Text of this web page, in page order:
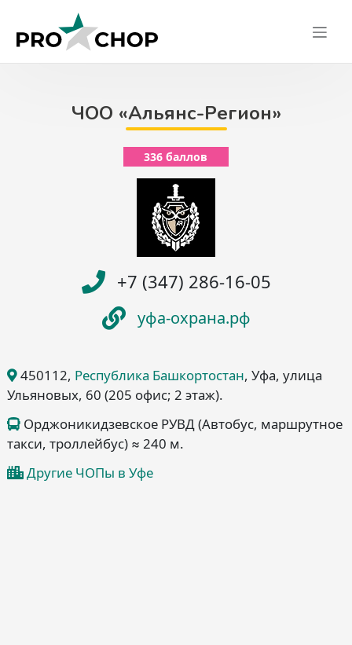
content
ЧОО «Альянс-Регион»
336 баллов
+7 (347) 286-16-05
уфа-охрана.рф
450112, Республика Башкортостан, Уфа, улица
Ульяновых, 60 (205 офис; 2 этаж).
Орджоникидзевское РУВД (Автобус, маршрутное
такси, троллейбус) ≈ 240 м.
Другие ЧОПы в Уфе